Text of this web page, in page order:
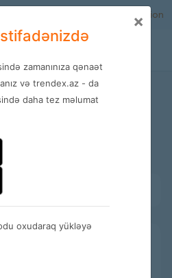
Registration
×
zamanınıza qənaət
və trendex.az - da
daha tez məlumat
oxudaraq yükləyə